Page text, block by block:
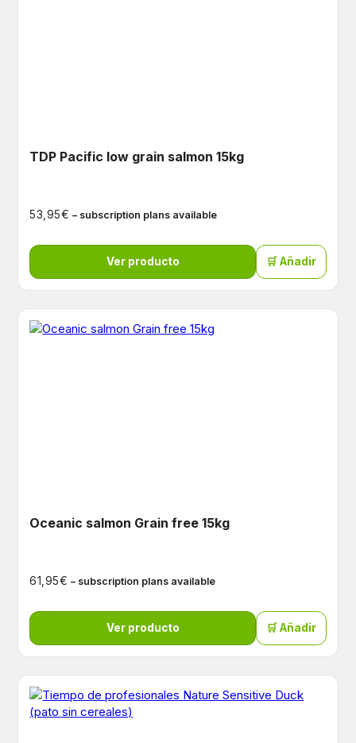
TDP Pacific low grain salmon 15kg
53,95€ – subscription plans available
Ver producto 🛒 Añadir
Oceanic salmon Grain free 15kg
61,95€ – subscription plans available
Ver producto 🛒 Añadir